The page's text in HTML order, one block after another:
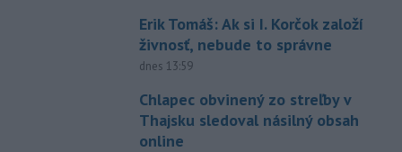
Erik Tomáš: Ak si I. Korčok založí
živnosť, nebude to správne
dnes 13:59
Chlapec obvinený zo streľby v
Thajsku sledoval násilný obsah
online